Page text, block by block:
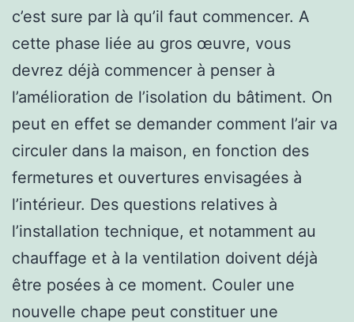
c’est sure par là qu’il faut commencer. A
cette phase liée au gros œuvre, vous
devrez déjà commencer à penser à
l’amélioration de l’isolation du bâtiment. On
peut en effet se demander comment l’air va
circuler dans la maison, en fonction des
fermetures et ouvertures envisagées à
l’intérieur. Des questions relatives à
l’installation technique, et notamment au
chauffage et à la ventilation doivent déjà
être posées à ce moment. Couler une
nouvelle chape peut constituer une